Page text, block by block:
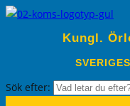
Kungl.
Sök efter: